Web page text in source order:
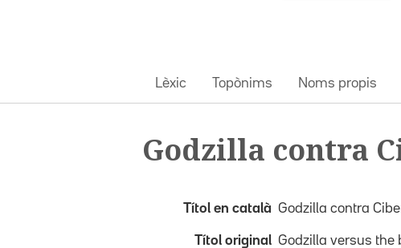
Lèxic Topònims Noms propis
Godzilla contra
Títol en català Godzilla contra
Títol original Godzilla versus the